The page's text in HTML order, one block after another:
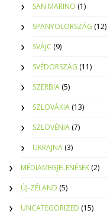
SAN MARINO (1)
SPANYOLORSZÁG (12)
SVÁJC (9)
SVÉDORSZÁG (11)
SZERBIA (5)
SZLOVÁKIA (13)
SZLOVÉNIA (7)
UKRAJNA (3)
MÉDIAMEGJELENÉSEK (2)
ÚJ-ZÉLAND (5)
UNCATEGORIZED (15)